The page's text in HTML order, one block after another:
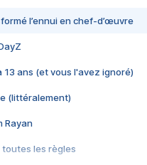
l’ennui en chef-d’œuvre
13 ans (et vous l'avez ignoré)
(littéralement)
Rayan
toutes les règles